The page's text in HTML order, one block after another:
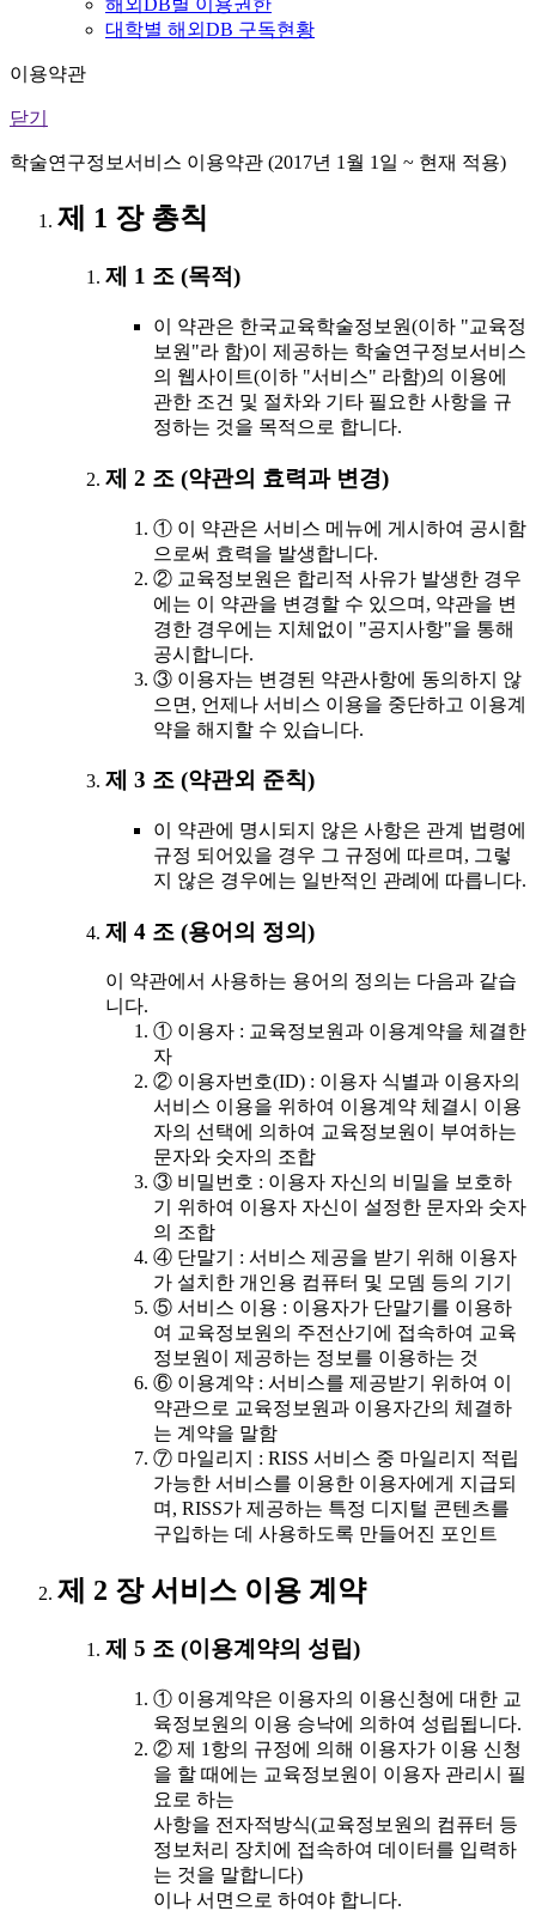
대학별 해외DB 구독현황
이용약관
닫기
학술연구정보서비스 이용약관 (2017년 1월 1일 ~ 현재 적용)
제 1 장 총칙
제 1 조 (목적)
이 약관은 한국교육학술정보원(이하 "교육정
보원"라 함)이 제공하는 학술연구정보서비스
의 웹사이트(이하 "서비스" 라함)의 이용에
관한 조건 및 절차와 기타 필요한 사항을 규
정하는 것을 목적으로 합니다.
제 2 조 (약관의 효력과 변경)
① 이 약관은 서비스 메뉴에 게시하여 공시함
으로써 효력을 발생합니다.
② 교육정보원은 합리적 사유가 발생한 경우
에는 이 약관을 변경할 수 있으며, 약관을 변
경한 경우에는 지체없이 "공지사항"을 통해
공시합니다.
③ 이용자는 변경된 약관사항에 동의하지 않
으면, 언제나 서비스 이용을 중단하고 이용계
약을 해지할 수 있습니다.
제 3 조 (약관외 준칙)
이 약관에 명시되지 않은 사항은 관계 법령에
규정 되어있을 경우 그 규정에 따르며, 그렇
지 않은 경우에는 일반적인 관례에 따릅니다.
제 4 조 (용어의 정의)
이 약관에서 사용하는 용어의 정의는 다음과 같습
니다.
① 이용자 : 교육정보원과 이용계약을 체결한
자
② 이용자번호(ID) : 이용자 식별과 이용자의
서비스 이용을 위하여 이용계약 체결시 이용
자의 선택에 의하여 교육정보원이 부여하는
문자와 숫자의 조합
③ 비밀번호 : 이용자 자신의 비밀을 보호하
기 위하여 이용자 자신이 설정한 문자와 숫자
의 조합
④ 단말기 : 서비스 제공을 받기 위해 이용자
가 설치한 개인용 컴퓨터 및 모뎀 등의 기기
⑤ 서비스 이용 : 이용자가 단말기를 이용하
여 교육정보원의 주전산기에 접속하여 교육
정보원이 제공하는 정보를 이용하는 것
⑥ 이용계약 : 서비스를 제공받기 위하여 이
약관으로 교육정보원과 이용자간의 체결하
는 계약을 말함
⑦ 마일리지 : RISS 서비스 중 마일리지 적립
가능한 서비스를 이용한 이용자에게 지급되
며, RISS가 제공하는 특정 디지털 콘텐츠를
구입하는 데 사용하도록 만들어진 포인트
제 2 장 서비스 이용 계약
제 5 조 (이용계약의 성립)
① 이용계약은 이용자의 이용신청에 대한 교
육정보원의 이용 승낙에 의하여 성립됩니다.
② 제 1항의 규정에 의해 이용자가 이용 신청
을 할 때에는 교육정보원이 이용자 관리시 필
요로 하는
사항을 전자적방식(교육정보원의 컴퓨터 등
정보처리 장치에 접속하여 데이터를 입력하
는 것을 말합니다)
이나 서면으로 하여야 합니다.